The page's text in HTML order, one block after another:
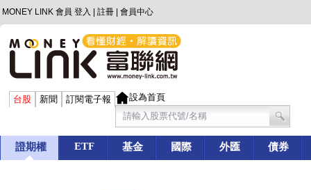
MONEY LINK 會員 登入 註冊 會員中心
台股 新聞 訂閱電子報 設為首頁
證期權 ETF 基金 國際 外匯 債券